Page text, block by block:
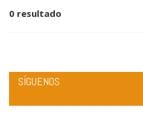
0 resultado
SÍGUENOS